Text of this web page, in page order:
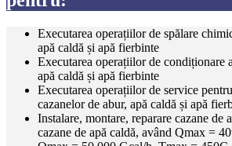
Executarea operațiilor de spălare
apă caldă și apă fierbinte
Executarea operațiilor de condiționare
apă caldă și apă fierbinte
Executarea operațiilor de service
cazanelor de abur, apă caldă și apă
Instalare, montare, reparare cazane de
cazane de apă caldă, având Qmax =